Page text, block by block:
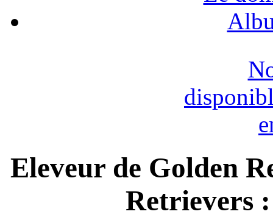
Eleveur de Golden
Retrievers